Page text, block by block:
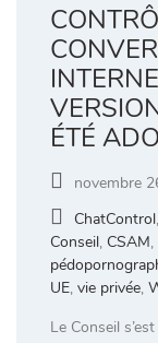
ÉTÉ
novembre
ChatControl,
Conseil, CSAM,
UE, vie privée,
Le Conseil